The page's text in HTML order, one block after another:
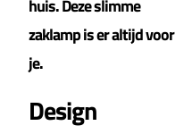
huis. Deze slimme
zaklamp is er altijd voor
je.
Design